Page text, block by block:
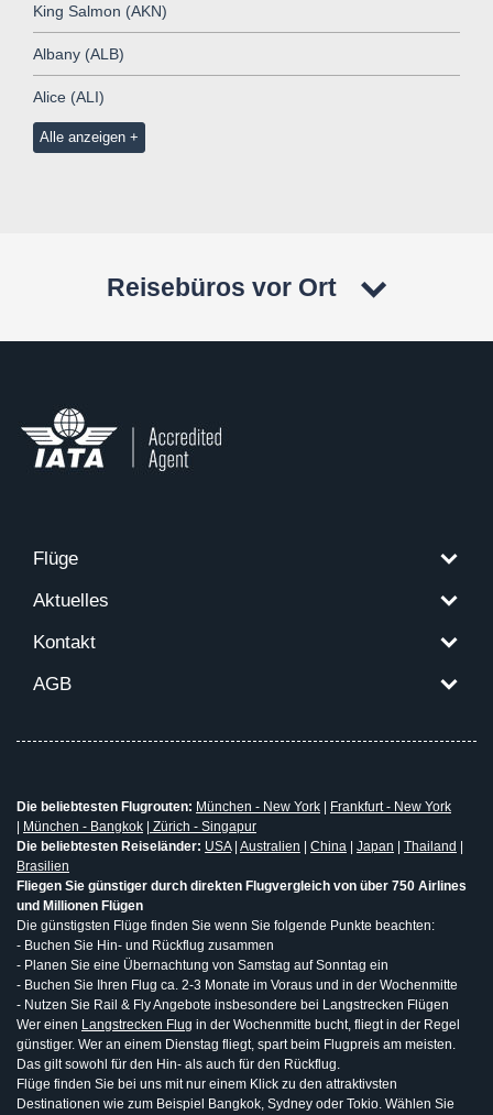
King Salmon (AKN)
Albany (ALB)
Alice (ALI)
Alle anzeigen
Reisebüros vor Ort
Flüge
Aktuelles
Kontakt
AGB
Die beliebtesten Flugrouten: München - New York
Frankfurt - New York
München - Bangkok
Zürich - Singapur
Die beliebtesten Reiseländer: USA| Australien China Japan Thailand
Brasilien
Fliegen Sie günstiger durch direkten Flugvergleich von über 750 Airlines
und Millionen Flügen
Die günstigsten Flüge finden Sie wenn Sie folgende Punkte beachten:
- Buchen Sie Hin- und Rückflug zusammen
- Planen Sie eine Übernachtung von Samstag auf Sonntag ein
- Buchen Sie Ihren Flug ca. 2-3 Monate im Voraus und in der Wochenmitte
- Nutzen Sie Rail & Fly Angebote insbesondere bei Langstrecken Flügen
Wer einen Langstrecken Flug in der Wochenmitte bucht, fliegt in der Regel
günstiger. Wer an einem Dienstag fliegt, spart beim Flugpreis am meisten.
Das gilt sowohl für den Hin- als auch für den Rückflug.
Flüge finden Sie bei uns mit nur einem Klick zu den attraktivsten
Destinationen wie zum Beispiel Bangkok, Sydney oder Tokio. Wählen Sie